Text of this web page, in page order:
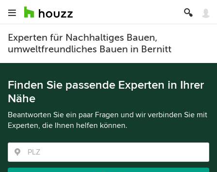
Experten für Nachhaltiges Bauen,
umweltfreundliches Bauen in Bernitt
Finden Sie passende Experten in Ihrer
Nähe
Beantworten Sie ein paar Fragen und wir verbinden Sie mit
Experten, die Ihnen helfen können.